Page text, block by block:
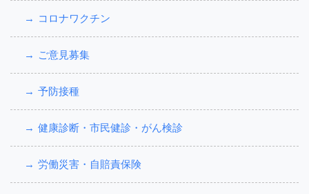
コロナワクチン
ご意見募集
予防接種
健康診断・市民健診・がん検診
労働災害・自賠責保険